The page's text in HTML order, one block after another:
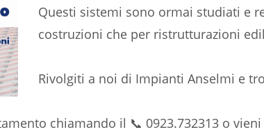
Questi sistemi sono ormai studiati e
costruzioni che per ristrutturazioni
Rivolgiti a noi di Impianti Anselmi e
chiamando il 📞 0923.732313 o